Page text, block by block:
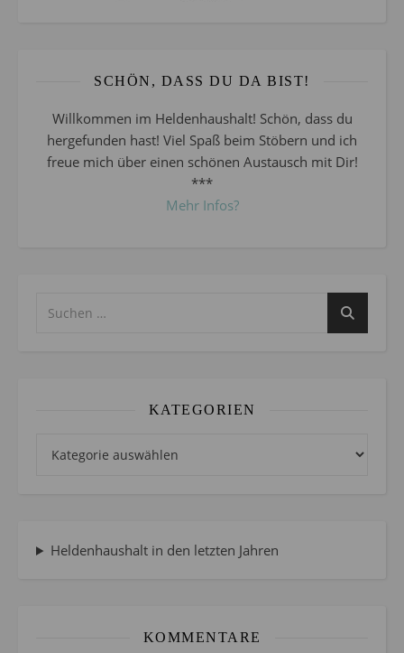
SCHÖN, DASS DU DA BIST!
Willkommen im Heldenhaushalt! Schön, dass du
hergefunden hast! Viel Spaß beim Stöbern und ich
freue mich über einen schönen Austausch mit Dir!
***
Mehr Infos?
KATEGORIEN
Heldenhaushalt in den letzten Jahren
KOMMENTARE